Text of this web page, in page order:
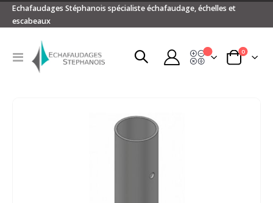
Echafaudages Stéphanois spécialiste échafaudage, échelles et
escabeaux
Basculer
Panier
0articles
Devis